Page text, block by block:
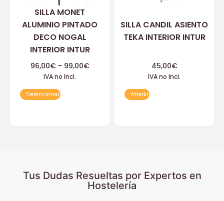
SILLA MONET
ALUMINIO PINTADO
DECO NOGAL
INTERIOR INTUR
96,00€ - 99,00€
IVA no Incl.
Seleccionar
SILLA CANDIL ASIENTO
TEKA INTERIOR INTUR
45,00€
IVA no Incl.
Añadir
Tus Dudas Resueltas por Expertos en
Hostelería